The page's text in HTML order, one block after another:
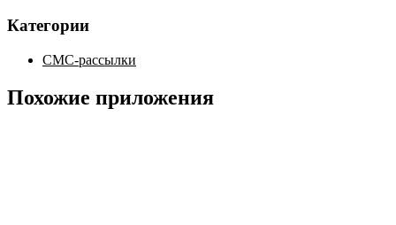
Категории
СМС-рассылки
Похожие приложения